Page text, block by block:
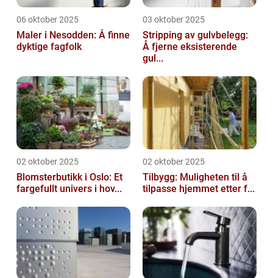
06 oktober 2025
Maler i Nesodden: Å finne
dyktige fagfolk
03 oktober 2025
Stripping av gulvbelegg:
Å fjerne eksisterende
gul...
02 oktober 2025
Blomsterbutikk i Oslo: Et
fargefullt univers i hov...
02 oktober 2025
Tilbygg: Muligheten til å
tilpasse hjemmet etter f...